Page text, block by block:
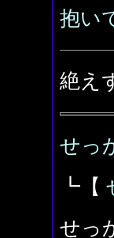
抱い
絶え
せっ
┗【
せっ